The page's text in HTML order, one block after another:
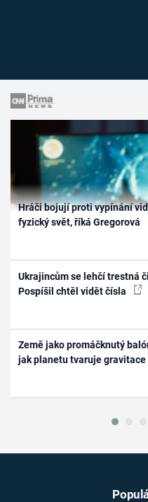
Hráči bojují proti vypínání
fyzický svět, říká Gregorová
Ukrajincům se lehčí trestná
Pospíšil chtěl vidět čísla
Země jako promáčknutý
jak planetu tvaruje gravitace